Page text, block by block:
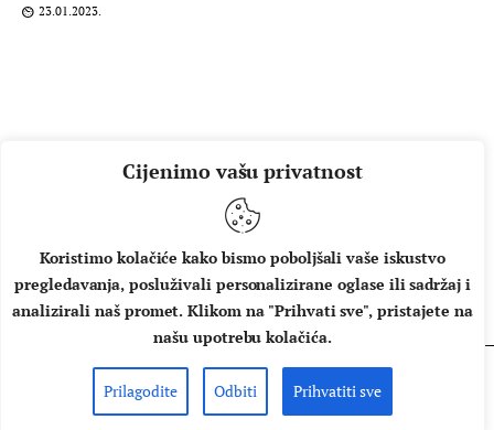
Cijenimo vašu privatnost
Koristimo kolačiće kako bismo poboljšali vaše iskustvo
pregledavanja, posluživali personalizirane oglase ili sadržaj i
analizirali naš promet. Klikom na "Prihvati sve", pristajete na
našu upotrebu kolačića.
Prilagodite Odbiti Prihvatiti sve
23.01.2023.
O NAMA IMPRESSUM UVJETI KORIŠTENJA
Copyright © 2026 Music Box - All rights reserved.